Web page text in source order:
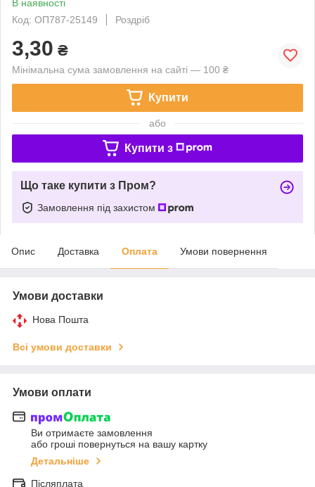
В наявності
Код: ОП787-25149
Роздріб
3,30 ₴
Мінімальна сума замовлення на сайті — 100 ₴
Купити
або
Купити з
Що таке купити з Пром?
Замовлення під захистом
Опис Доставка Оплата Умови повернення
Умови доставки
Нова Пошта
Всі умови доставки
Умови оплати
Ви отримаєте замовлення
або гроші повернуться на вашу картку
Детальніше
Післяплата